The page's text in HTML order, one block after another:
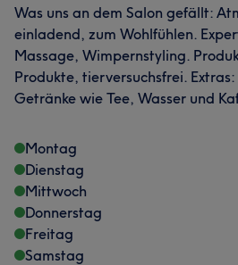
Was uns an dem Salon gefällt:
einladend, zum Wohlfühlen.
Massage, Wimpernstyling.
Produkte, tierversuchsfrei.
Getränke wie Tee, Wasser und
Montag
Dienstag
Mittwoch
Donnerstag
Freitag
Samstag